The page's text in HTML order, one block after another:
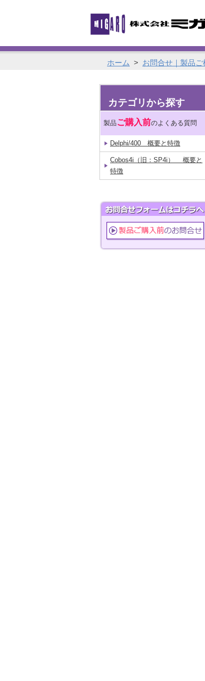
ホーム > お問合せ｜製品
カテゴリから探す
製品 ご購入前のよくある質問
Delphi/400 概要と特徴
Cobos4i（旧：SP4i） 概要と
特徴